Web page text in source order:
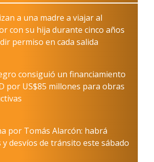
a una madre a viajar al
con su hija durante cinco años
permiso en cada salida
consiguió un financiamiento
por US$85 millones para obras
por Tomás Alarcón: habrá
y desvíos de tránsito este sábado